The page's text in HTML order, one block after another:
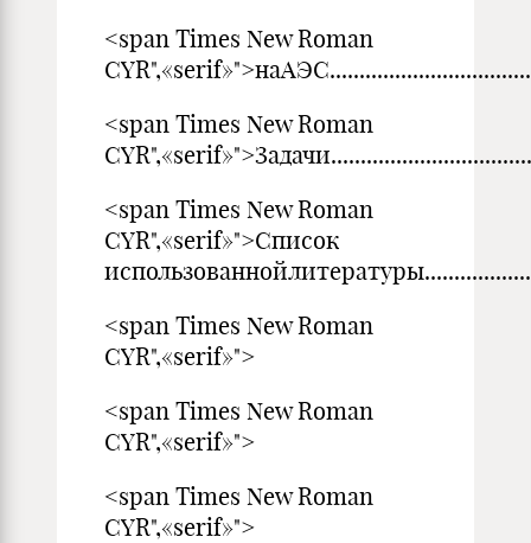
<span Times New Roman
<span Times New Roman
<span Times New Roman
CYR",«serif»">Список
<span Times New Roman
CYR",«serif»">
<span Times New Roman
CYR",«serif»">
<span Times New Roman
CYR",«serif»">